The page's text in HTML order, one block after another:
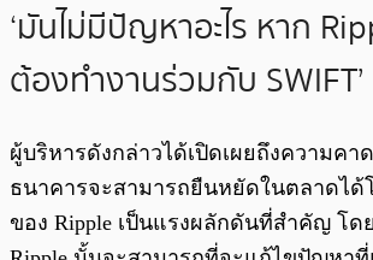
‘มันไม่มีปัญหาอะไร หาก
ต้องทำงานร่วมกับ SWIFT’
ผู้บริหารดังกล่าวได้เปิดเผยถึงความคา
ธนาคารจะสามารถยืนหยัดในตลาดได้
ของ Ripple เป็นแรงผลักดันที่สำคัญ โด